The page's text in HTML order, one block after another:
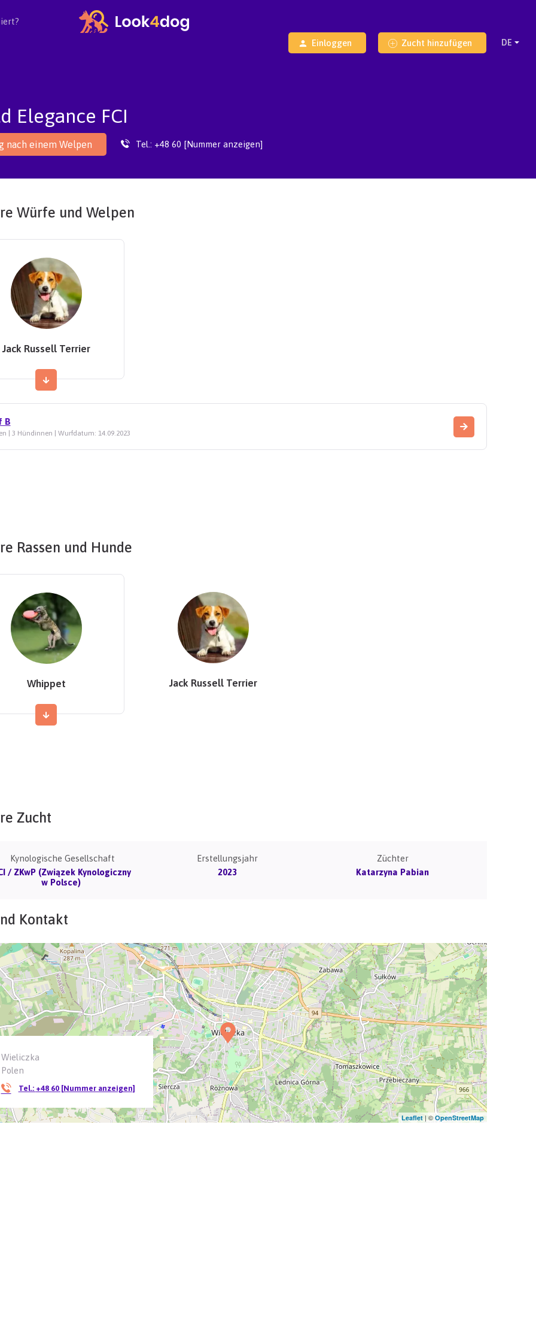
Einloggen Zucht hinzufügen
Elegance FCI
nach einem Welpen Tel.: +48 60 [Nummer anzeigen]
Würfe und Welpen
Jack Russell Terrier
B
| 3 Hündinnen | Wurfdatum: 14.09.2023
Rassen und Hunde
Whippet Jack Russell Terrier
Zucht
Kynologische Gesellschaft
/ ZKwP (Związek Kynologiczny
w Polsce)
Erstellungsjahr
2023
Züchter
Katarzyna Pabian
Kontakt
Wieliczka
Polen
Tel.: +48 60 [Nummer anzeigen]
Leaflet | ©OpenStreetMap